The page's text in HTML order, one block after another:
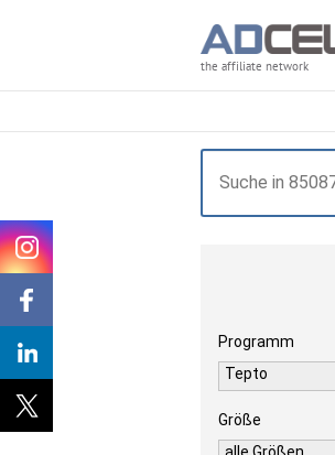
the affiliate network
Programm
Tepto
Größe